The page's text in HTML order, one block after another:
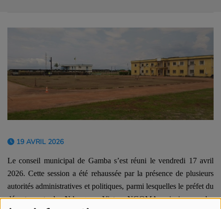
19 AVRIL 2026
Le conseil municipal de Gamba s’est réuni le vendredi 17 avril
2026.Cette session a été rehaussée par la présence de plusieurs
autorités administratives et politiques, parmi lesquelles le préfet du
département de Ndougou, Victor NGOMA, ainsi que des